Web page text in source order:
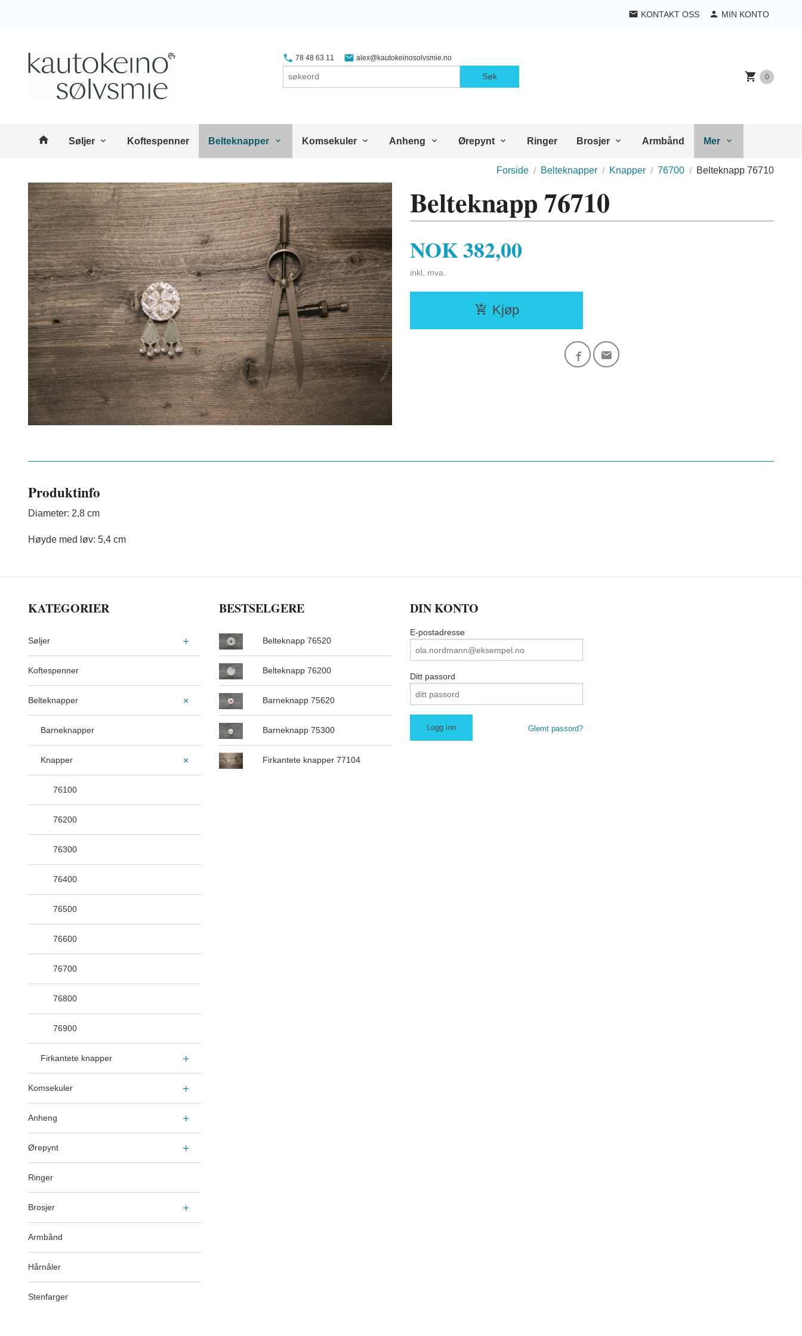
KONTAKT OSS MIN KONTO
78 48 63 11 alex@kautokeinosolvsmie.no
Søk 0
Produkter
Søljer Koftespenner Belteknapper Komsekuler Anheng Ørepynt Ringer Brosjer Armbånd Mer
Forside Belteknapper Knapper 76700 Belteknapp 76710
Belteknapp 76710
Pris
NOK382,00
inkl. mva.
Kjøp
Produktinfo
Diameter: 2,8 cm
Høyde med løv: 5,4 cm
KATEGORIER
Søljer
Koftespenner
Belteknapper
Barneknapper
Knapper
76100
76200
76300
76400
76500
76600
76700
76800
76900
Firkantete knapper
Komsekuler
Anheng
Ørepynt
Ringer
Brosjer
Armbånd
Hårnåler
Stenfarger
BESTSELGERE
Belteknapp 76520
Belteknapp 76200
Barneknapp 75620
Barneknapp 75300
Firkantete knapper 77104
DIN KONTO
E-postadresse
Ditt passord
Glemt passord?